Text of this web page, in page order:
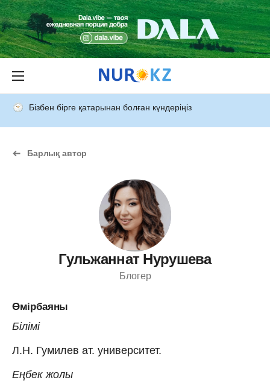
Бізбен бірге қатарынан болған күндеріңіз
Барлық автор
Гульжаннат Нурушева
Блогер
Өмірбаяны
Білімі
Л.Н. Гумилев ат. университет.
Еңбек жолы